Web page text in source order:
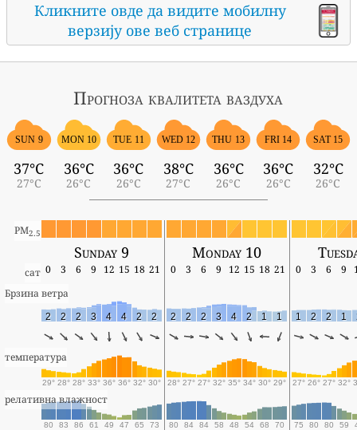
Кликните овде да видите мобилну
верзију ове веб странице
Прогноза квалитета ваздуха
SUN 9
37°C
27°C
MON 10
36°C
26°C
TUE 11
36°C
26°C
WED 12
38°C
27°C
THU 13
36°C
26°C
FRI 14
36°C
26°C
SAT 15
32°C
26°C
PM2.5
Sunday 9 Monday 10
сат 0 3 6 9 12 15 18 21 0 3 6 9 12 15 18 21 0 3 6 9
Брзина ветра
2 2 2 3 4 4 2 2 2 2 2 3 4 2 1 1 1 2 2 1
температура
29° 28° 28° 33° 36° 36° 32° 30° 28° 27° 27° 32° 35° 34° 30° 29° 27° 26° 27° 32°
релативна влажност
80 83 86 61 49 47 65 73 80 84 84 58 48 54 68 70 75 80 80 59